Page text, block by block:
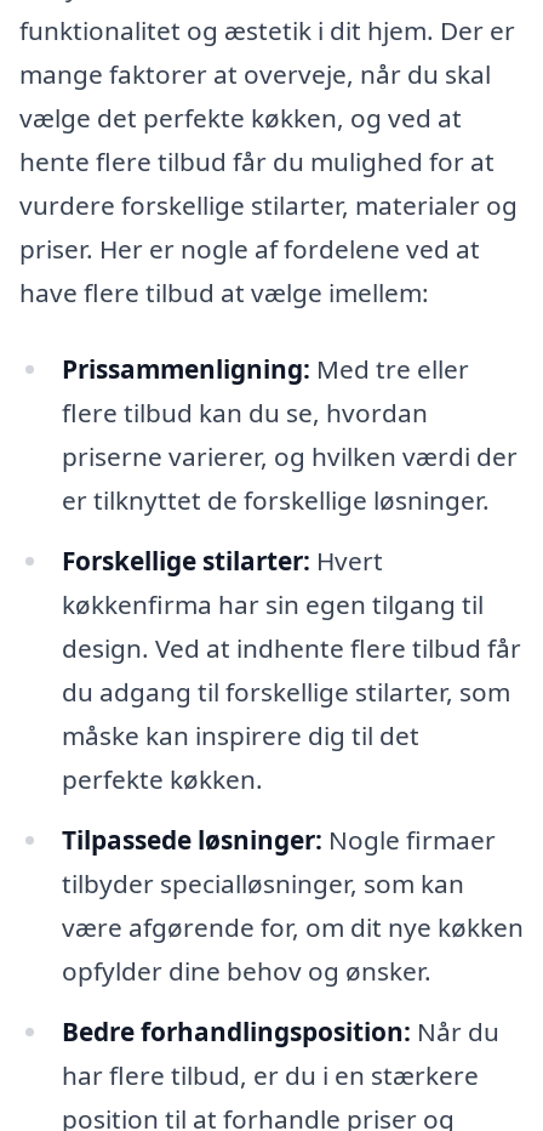
funktionalitet og æstetik i dit hjem. Der er
mange faktorer at overveje, når du skal
vælge det perfekte køkken, og ved at
hente flere tilbud får du mulighed for at
vurdere forskellige stilarter, materialer og
priser. Her er nogle af fordelene ved at
have flere tilbud at vælge imellem:
Prissammenligning: Med tre eller
flere tilbud kan du se, hvordan
priserne varierer, og hvilken værdi der
er tilknyttet de forskellige løsninger.
Forskellige stilarter: Hvert
køkkenfirma har sin egen tilgang til
design. Ved at indhente flere tilbud får
du adgang til forskellige stilarter, som
måske kan inspirere dig til det
perfekte køkken.
Tilpassede løsninger: Nogle firmaer
tilbyder specialløsninger, som kan
være afgørende for, om dit nye køkken
opfylder dine behov og ønsker.
Bedre forhandlingsposition: Når du
har flere tilbud, er du i en stærkere
position til at forhandle priser og